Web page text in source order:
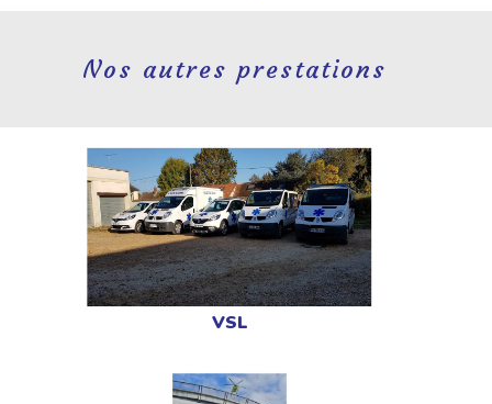
Nos autres prestations
VSL